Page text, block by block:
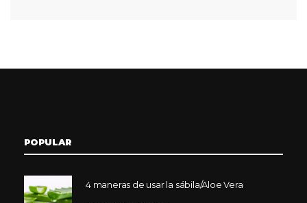
POPULAR
4 maneras de usar la sábila/Aloe Vera